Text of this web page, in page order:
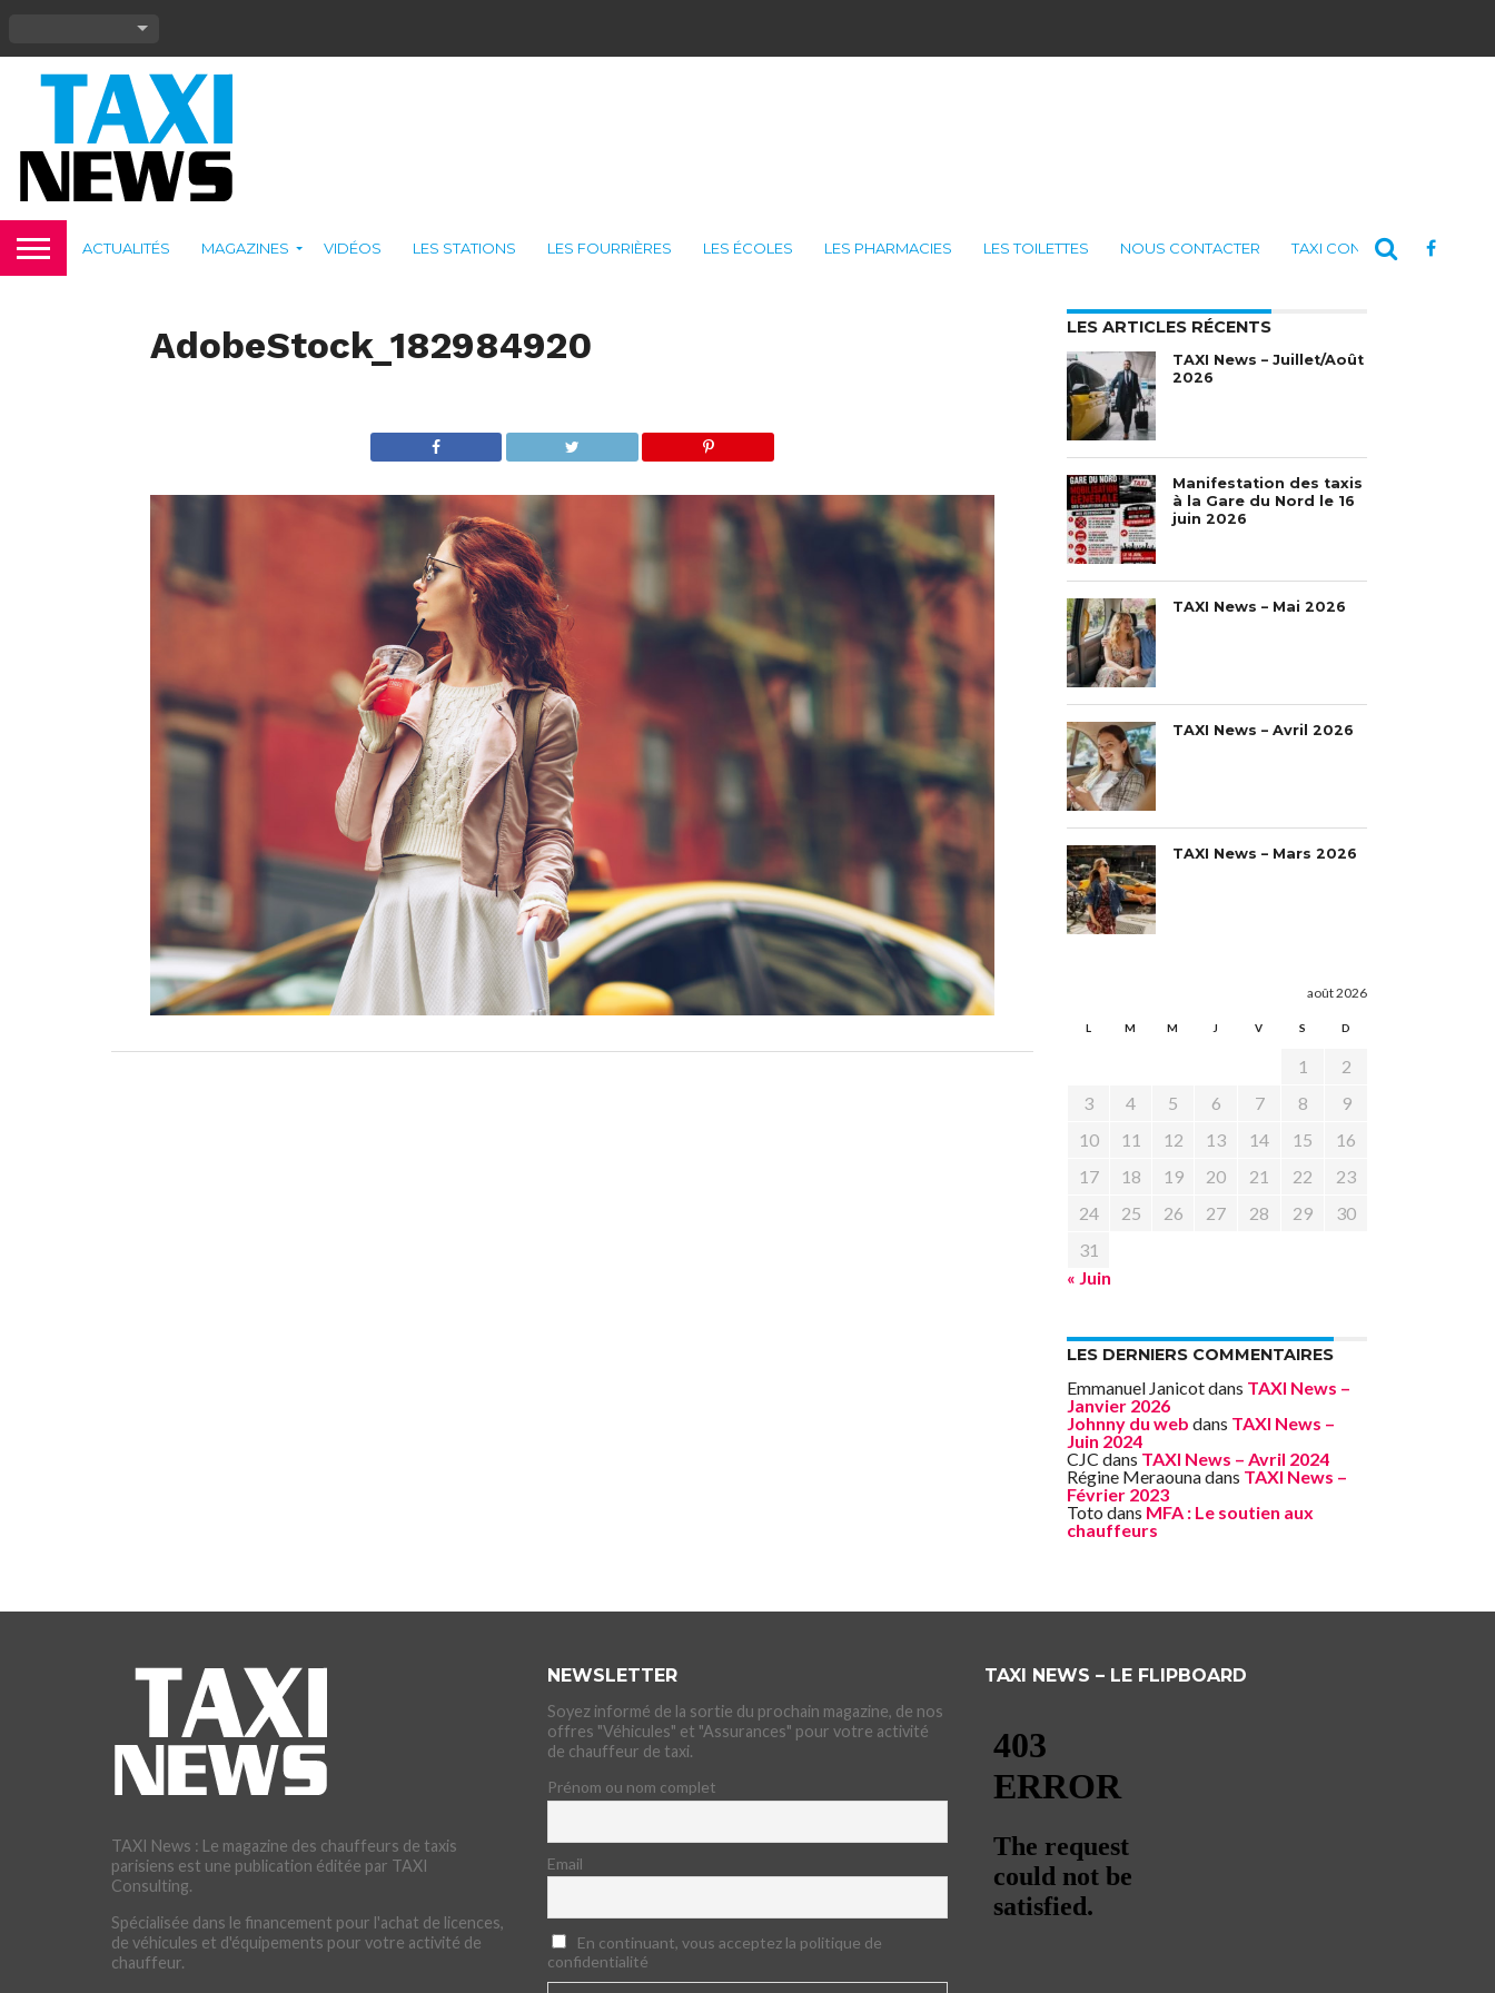
ACTUALITÉS MAGAZINES VIDÉOS LES STATIONS LES FOURRIÈRES LES ÉCOLES LES PHARMACIES LES TOILETTES NOUS CONTACTER TAXI CONSULTING
AdobeStock_182984920 LES ARTICLES RÉCENTS
TAXI News – Juillet/Août
2026
Manifestation des taxis
à la Gare du Nord le 16
juin 2026
TAXI News – Mai 2026
TAXI News – Avril 2026
TAXI News – Mars 2026
août 2026
L M M J V S D
1
2
3
4 5 6 7 8
9
10
11 12 13 14 15
16
17
18 19 20 21 22
23
24
25 26 27 28 29
30
31
« Juin
LES DERNIERS COMMENTAIRES
Emmanuel Janicotdans TAXI News –
Janvier 2026
Johnny du web dans TAXI News –
Juin 2024
CJC dans TAXI News – Avril 2024
Régine Meraounadans TAXI News –
Février 2023
Toto dans MFA : Le soutien aux
chauffeurs
TAXI News : Le magazine des chauffeurs de taxis
parisiens est une publication éditée par TAXI
Consulting.
Spécialisée dans le financement pour l'achat de licences,
de véhicules et d'équipements pour votre activité de
chauffeur.
NEWSLETTER
Soyez informé de la sortie du prochain magazine, de nos
offres "Véhicules" et "Assurances" pour votre activité
de chauffeur de taxi.
Prénom ou nom complet
Email
En continuant, vous acceptez la politique de
confidentialité
TAXI NEWS – LE FLIPBOARD